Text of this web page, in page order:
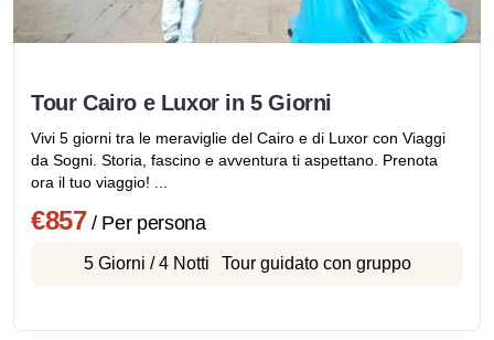
Tour Cairo e Luxor in 5 Giorni
Vivi 5 giorni tra le meraviglie del Cairo e di Luxor con Viaggi
da Sogni. Storia, fascino e avventura ti aspettano. Prenota
ora il tuo viaggio! ...
€857 / Per persona
5 Giorni / 4 Notti Tour guidato con gruppo